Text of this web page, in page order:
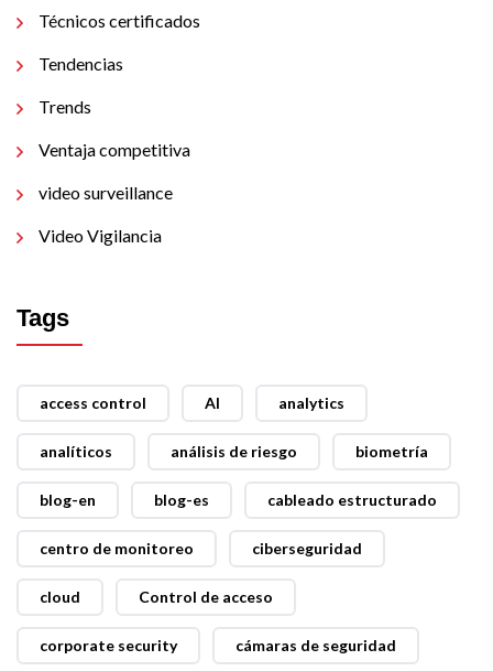
Técnicos certificados
Tendencias
Trends
Ventaja competitiva
video surveillance
Video Vigilancia
Tags
access control AI analytics
analíticos análisis de riesgo biometría
blog-en blog-es cableado estructurado
centro de monitoreo ciberseguridad
cloud Control de acceso
corporate security cámaras de seguridad